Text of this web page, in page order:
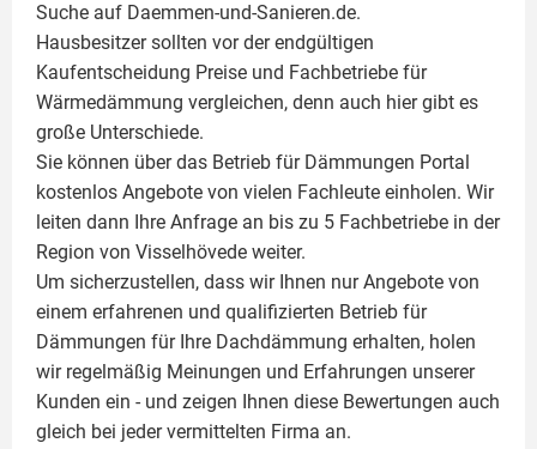
Suche auf Daemmen-und-Sanieren.de.
Hausbesitzer sollten vor der endgültigen
Kaufentscheidung Preise und Fachbetriebe für
Wärmedämmung vergleichen, denn auch hier gibt es
große Unterschiede.
Sie können über das Betrieb für Dämmungen Portal
kostenlos Angebote von vielen Fachleute einholen. Wir
leiten dann Ihre Anfrage an bis zu 5 Fachbetriebe in der
Region von Visselhövede weiter.
Um sicherzustellen, dass wir Ihnen nur Angebote von
einem erfahrenen und qualifizierten Betrieb für
Dämmungen für Ihre Dachdämmung erhalten, holen
wir regelmäßig Meinungen und Erfahrungen unserer
Kunden ein - und zeigen Ihnen diese Bewertungen auch
gleich bei jeder vermittelten Firma an.